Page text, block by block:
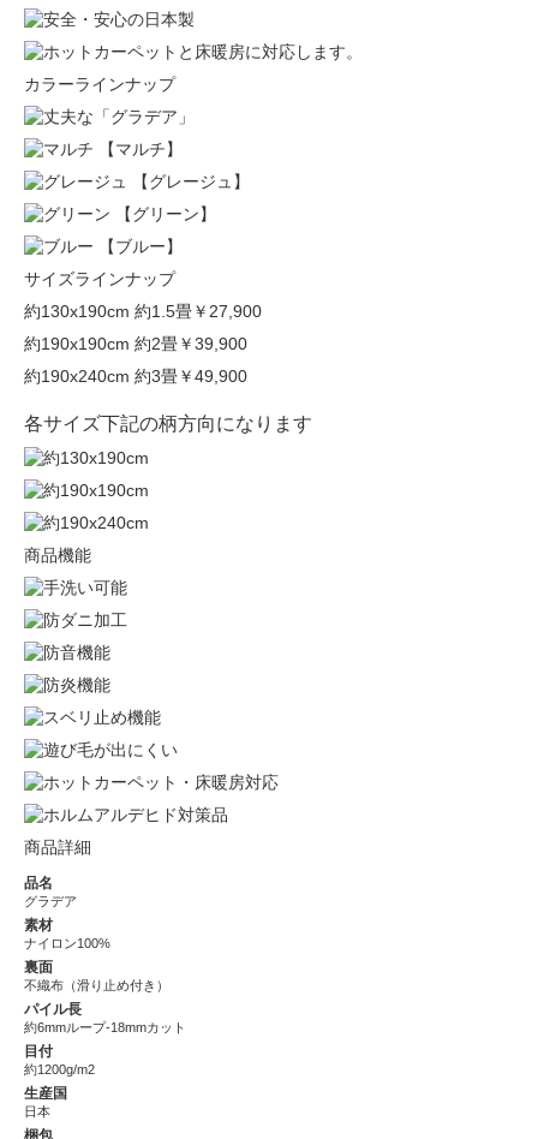
カラーラインナップ
【マルチ】
【グレージュ】
【グリーン】
【ブルー】
サイズラインナップ
約130x190cm 約1.5畳￥27,900
約190x190cm 約2畳￥39,900
約190x240cm 約3畳￥49,900
各サイズ下記の柄方向になります
商品機能
商品詳細
品名
グラデア
素材
ナイロン100%
裏面
不織布（滑り止め付き）
パイル長
約6mmループ-18mmカット
目付
約1200g/m2
生産国
日本